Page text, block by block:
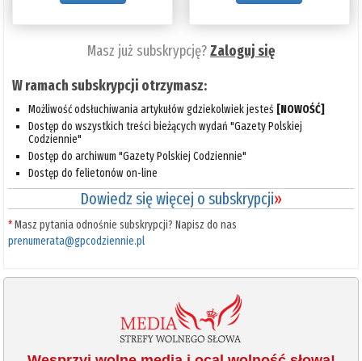
Masz już subskrypcję?Zaloguj się
W ramach subskrypcji otrzymasz:
Możliwość odsłuchiwania artykułów gdziekolwiek jesteś [NOWOŚĆ]
Dostęp do wszystkich treści bieżących wydań "Gazety Polskiej
Codziennie"
Dostęp do archiwum "Gazety Polskiej Codziennie"
Dostęp do felietonów on-line
Dowiedz się więcej o subskrypcji»
*Masz pytania odnośnie subskrypcji? Napisz do nas
prenumerata@gpcodziennie.pl